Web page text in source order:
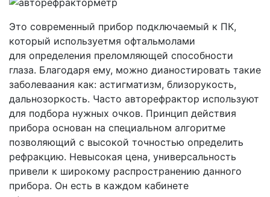
Это современный прибор подключаемый к ПК,
который используетмя офтальмолами
для определения преломляющей способности
глаза. Благодаря ему, можно дианостировать такие
заболеваания как: астигматизм, близорукость,
дальнозоркость. Часто авторефрактор используют
для подбора нужных очков. Принцип действия
прибора основан на специальном алгоритме
позволяющий с высокой точностью определить
рефракцию. Невысокая цена, универсальность
привели к широкому распространению данного
прибора. Он есть в каждом кабинете